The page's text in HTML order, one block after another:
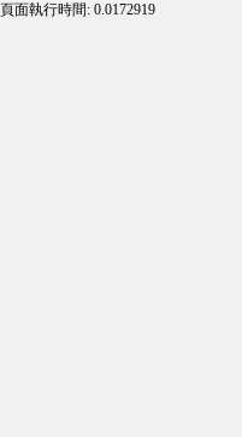
頁面執行時間: 0.0172919